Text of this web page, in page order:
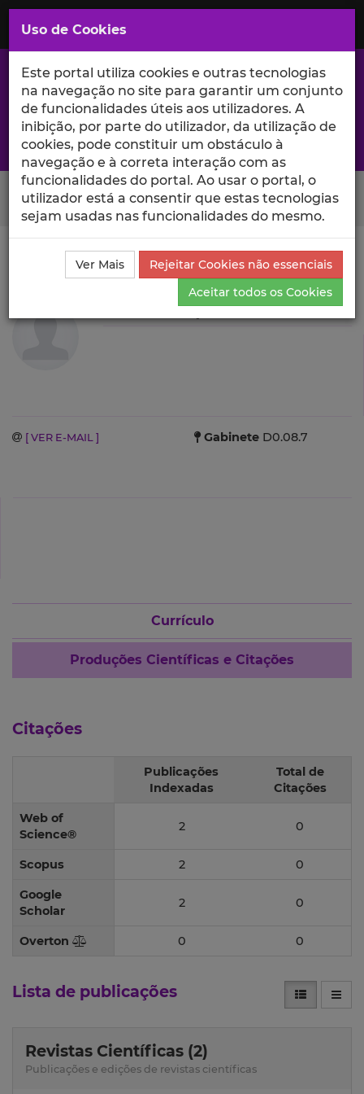
Saltar
para
Conteúdo
Principal
A excelência da investigação e ciência no Iscte
Search Button
Ciência_Iscte Autores
Ramna Maqsood
Produções Científicas e Citações
Ramna Maqsood
[ VER E-MAIL ] Gabinete D0.08.7
Currículo
Produções Científicas e Citações
Citações
Publicações
Indexadas
Total de
Citações
Web of
Science®
2 0
Scopus 2 0
Google
Scholar
2 0
Overton 0 0
Lista de publicações
Revistas Científicas (2)
Publicações e edições de revistas científicas
Uso de Cookies
Este portal utiliza cookies e outras tecnologias
na navegação no site para garantir um conjunto
de funcionalidades úteis aos utilizadores. A
inibição, por parte do utilizador, da utilização de
cookies, pode constituir um obstáculo à
navegação e à correta interação com as
funcionalidades do portal. Ao usar o portal, o
utilizador está a consentir que estas tecnologias
sejam usadas nas funcionalidades do mesmo.
Ver Mais
Rejeitar Cookies não essenciais
Aceitar todos os Cookies